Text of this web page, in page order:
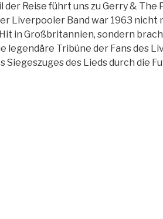
der Reise führt uns zu Gerry & The
Liverpooler Band war 1963 nicht
in Großbritannien, sondern
legendäre Tribüne der Fans des
Siegeszuges des Lieds durch die